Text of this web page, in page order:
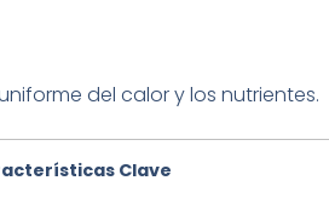
del calor y los nutrientes.
Clave